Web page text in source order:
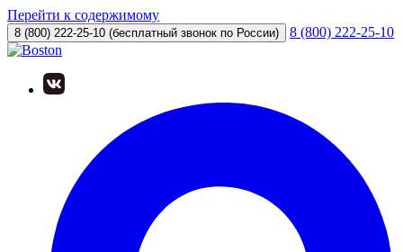
Перейти к содержимому
8 (800) 222-25-10 (бесплатный звонок по России) 8 (800) 222-25-10